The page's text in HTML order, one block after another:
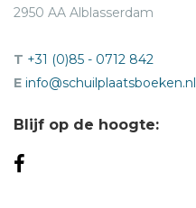
2950 AA Alblasserdam
T +31 (0)85 - 0712 842
E info@schuilplaatsboeken.nl
Blijf op de hoogte: